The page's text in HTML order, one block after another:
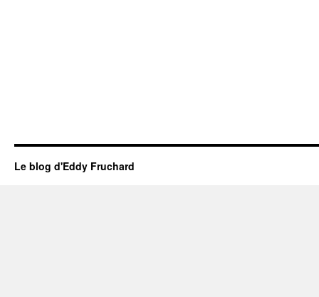
Le blog d'Eddy Fruchard